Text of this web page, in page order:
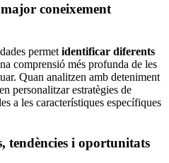
coneixement
permet identificar diferents
comprensió més profunda de les
Quan analitzen amb deteniment
personalitzar estratègies de
a les característiques específiques
tendències i oportunitats